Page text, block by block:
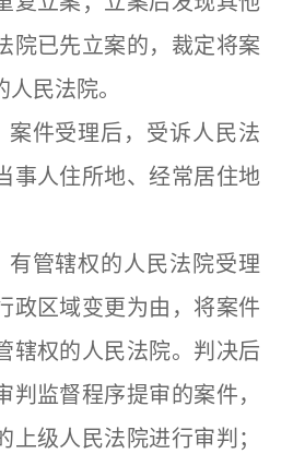
院已先立案的，裁定将案
人民法院。
件受理后，受诉人民法
事人住所地、经常居住地
管辖权的人民法院受理
政区域变更为由，将案件
辖权的人民法院。判决后
判监督程序提审的案件，
上级人民法院进行审判；